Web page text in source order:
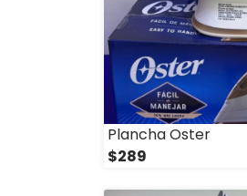
Plancha Oster
$289